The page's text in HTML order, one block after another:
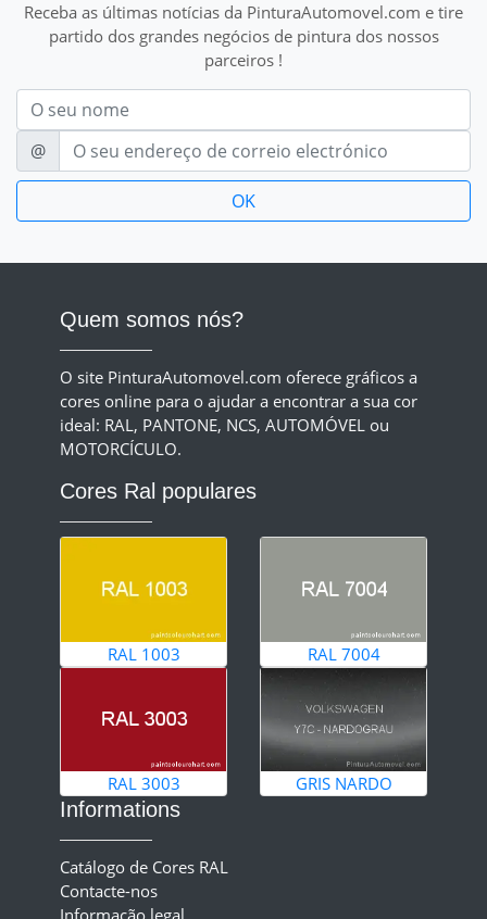
Receba as últimas notícias da PinturaAutomovel.com e tire
partido dos grandes negócios de pintura dos nossos
parceiros !
Nom
E-mail
@
Quem somos nós?
O site PinturaAutomovel.com oferece gráficos a
cores online para o ajudar a encontrar a sua cor
ideal: RAL, PANTONE, NCS, AUTOMÓVEL ou
MOTORCÍCULO.
Cores Ral populares
RAL 1003 RAL 7004
RAL 3003 GRIS NARDO
Informations
Catálogo de Cores RAL
Contacte-nos